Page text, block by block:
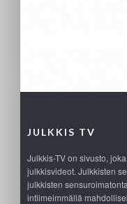
JULKKIS TV
Julkkis-TV on sivusto,
julkkisvideot. Julkkisten
julkkisten
intiimeimmällä